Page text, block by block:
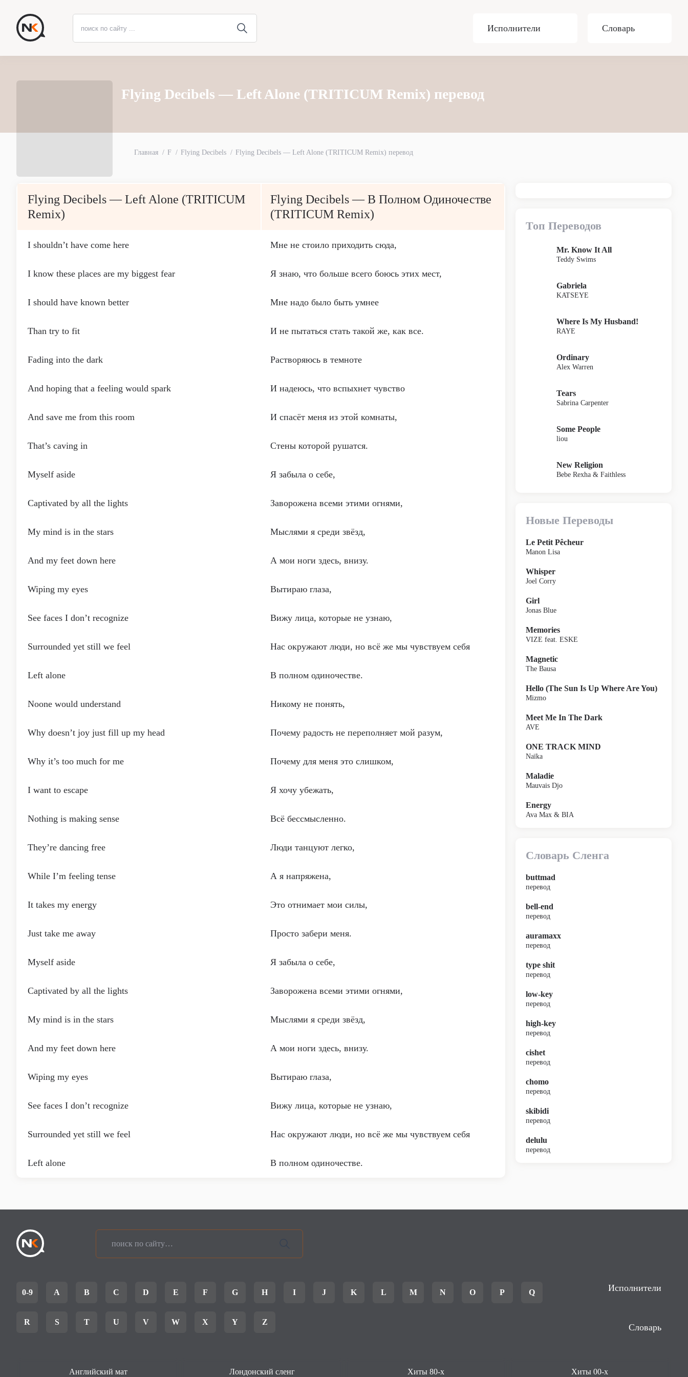
Исполнители Словарь
Flying Decibels — Left Alone (TRITICUM Remix) перевод
Главная F Flying Decibels Flying Decibels — Left Alone (TRITICUM Remix) перевод
Flying Decibels — Left Alone (TRITICUM
Remix)
Flying Decibels — В Полном Одиночестве
(TRITICUM Remix)
I shouldn’t have come here Мне не стоило приходить сюда,
I know these places are my biggest fear Я знаю, что больше всего боюсь этих мест,
I should have known better Мне надо было быть умнее
Than try to fit И не пытаться стать такой же, как все.
Fading into the dark Растворяюсь в темноте
And hoping that a feeling would spark И надеюсь, что вспыхнет чувство
And save me from this room И спасёт меня из этой комнаты,
That’s caving in Стены которой рушатся.
Myself aside Я забыла о себе,
Captivated by all the lights Заворожена всеми этими огнями,
My mind is in the stars Мыслями я среди звёзд,
And my feet down here А мои ноги здесь, внизу.
Wiping my eyes Вытираю глаза,
See faces I don’t recognize Вижу лица, которые не узнаю,
Surrounded yet still we feel Нас окружают люди, но всё же мы чувствуем себя
Left alone В полном одиночестве.
Noone would understand Никому не понять,
Why doesn’t joy just fill up my head Почему радость не переполняет мой разум,
Why it’s too much for me Почему для меня это слишком,
I want to escape Я хочу убежать,
Nothing is making sense Всё бессмысленно.
They’re dancing free Люди танцуют легко,
While I’m feeling tense А я напряжена,
It takes my energy Это отнимает мои силы,
Just take me away Просто забери меня.
Myself aside Я забыла о себе,
Captivated by all the lights Заворожена всеми этими огнями,
My mind is in the stars Мыслями я среди звёзд,
And my feet down here А мои ноги здесь, внизу.
Wiping my eyes Вытираю глаза,
See faces I don’t recognize Вижу лица, которые не узнаю,
Surrounded yet still we feel Нас окружают люди, но всё же мы чувствуем себя
Left alone В полном одиночестве.
Топ Переводов
Mr. Know It All
Teddy Swims
Gabriela
KATSEYE
Where Is My Husband!
RAYE
Ordinary
Alex Warren
Tears
Sabrina Carpenter
Some People
liou
New Religion
Bebe Rexha & Faithless
Новые Переводы
Le Petit Pêcheur
Manon Lisa
Whisper
Joel Corry
Girl
Jonas Blue
Memories
VIZE feat. ESKE
Magnetic
The Bausa
Hello (The Sun Is Up Where Are You)
Mizmo
Meet Me In The Dark
AVE
ONE TRACK MIND
Naïka
Maladie
Mauvais Djo
Energy
Ava Max & BIA
Словарь Сленга
buttmad
перевод
bell-end
перевод
auramaxx
перевод
type shit
перевод
low-key
перевод
high-key
перевод
cishet
перевод
chomo
перевод
skibidi
перевод
delulu
перевод
0-9 A B C D E F G H I J K L M N O P Q
R S T U V W X Y Z
Исполнители
Словарь
Английский мат Лондонский сленг Хиты 80-х Хиты 00-х